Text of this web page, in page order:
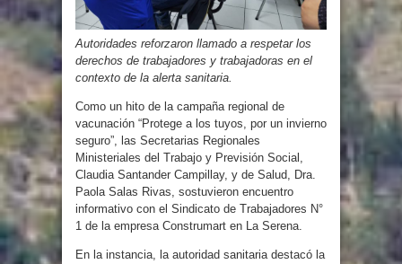
Autoridades reforzaron llamado a respetar los
derechos de trabajadores y trabajadoras en el
contexto de la alerta sanitaria.
Como un hito de la campaña regional de
vacunación “Protege a los tuyos, por un invierno
seguro”, las Secretarias Regionales
Ministeriales del Trabajo y Previsión Social,
Claudia Santander Campillay, y de Salud, Dra.
Paola Salas Rivas, sostuvieron encuentro
informativo con el Sindicato de Trabajadores N°
1 de la empresa Construmart en La Serena.
En la instancia, la autoridad sanitaria destacó la